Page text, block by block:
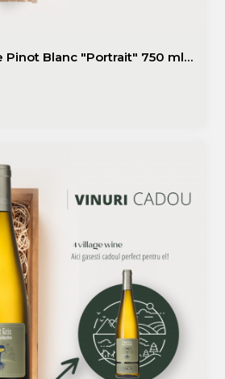
Pinot Blanc "Portrait" 750 ml
Zinck | Promotie vinuri